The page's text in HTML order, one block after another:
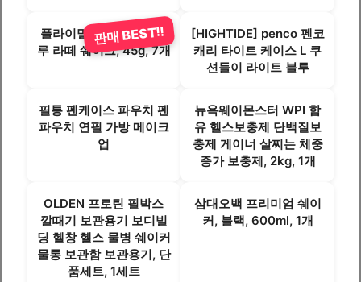
플라이밀 브라운 미숫가
루 라떼 쉐이크, 45g, 7개
판매 BEST!!
[HIGHTIDE] penco 펜코
캐리 타이트 케이스 L 쿠
션들이 라이트 블루
필통 펜케이스 파우치 펜
파우치 연필 가방 메이크
업
뉴욕웨이몬스터 WPI 함
유 헬스보충제 단백질보
충제 게이너 살찌는 체중
증가 보충제, 2kg, 1개
OLDEN 프로틴 필박스
깔때기 보관용기 보디빌
딩 헬창 헬스 물병 쉐이커
물통 보관함 보관용기, 단
품세트, 1세트
삼대오백 프리미엄 쉐이
커, 블랙, 600ml, 1개